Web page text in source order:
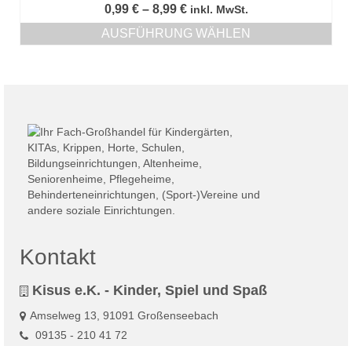
0,99 € – 8,99 €Preisspanne:
0,99 €
bis
inkl. MwSt.
AUSFÜHRUNG WÄHLEN
auf.
Die
Optionen
auf
Kontakt
Kisus e.K. - Kinder, Spiel und Spaß
Amselweg 13, 91091 Großenseebach
09135 - 210 41 72